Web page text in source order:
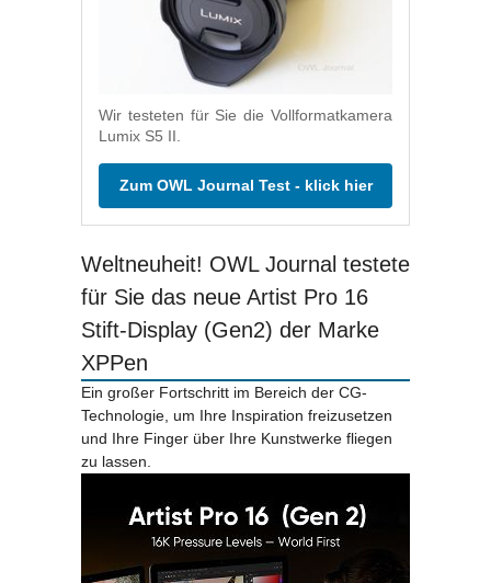
Wir testeten für Sie die Vollformatkamera
Lumix S5 II.
Zum OWL Journal Test - klick hier
Weltneuheit! OWL Journal testete
für Sie das neue Artist Pro 16
Stift-Display (Gen2) der Marke
XPPen
Ein großer Fortschritt im Bereich der CG-
Technologie, um Ihre Inspiration freizusetzen
und Ihre Finger über Ihre Kunstwerke fliegen
zu lassen.